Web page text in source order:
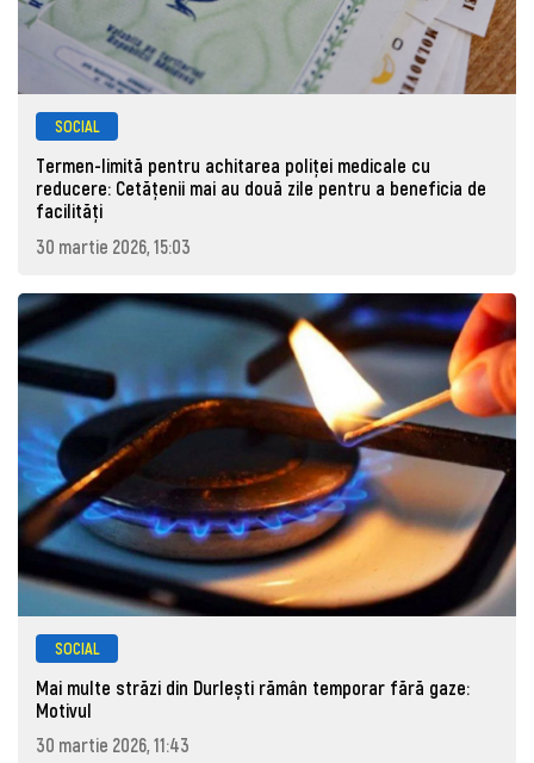
SOCIAL
Termen-limită pentru achitarea poliței medicale cu
reducere: Cetățenii mai au două zile pentru a beneficia de
facilități
30 martie 2026, 15:03
SOCIAL
Mai multe străzi din Durlești rămân temporar fără gaze:
Motivul
30 martie 2026, 11:43